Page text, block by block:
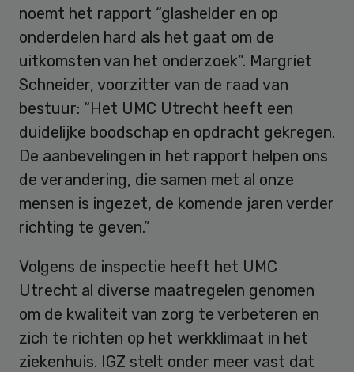
noemt het rapport “glashelder en op
onderdelen hard als het gaat om de
uitkomsten van het onderzoek”. Margriet
Schneider, voorzitter van de raad van
bestuur: “Het UMC Utrecht heeft een
duidelijke boodschap en opdracht gekregen.
De aanbevelingen in het rapport helpen ons
de verandering, die samen met al onze
mensen is ingezet, de komende jaren verder
richting te geven.”
Volgens de inspectie heeft het UMC
Utrecht al diverse maatregelen genomen
om de kwaliteit van zorg te verbeteren en
zich te richten op het werkklimaat in het
ziekenhuis. IGZ stelt onder meer vast dat